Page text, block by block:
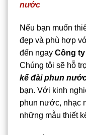
nước
Nếu bạn muốn
đẹp và phù hợp
đến ngay Công
Chúng tôi sẽ hỗ
kế đài phun
bạn. Với kinh
phun nước, nhạc
những mẫu thiết